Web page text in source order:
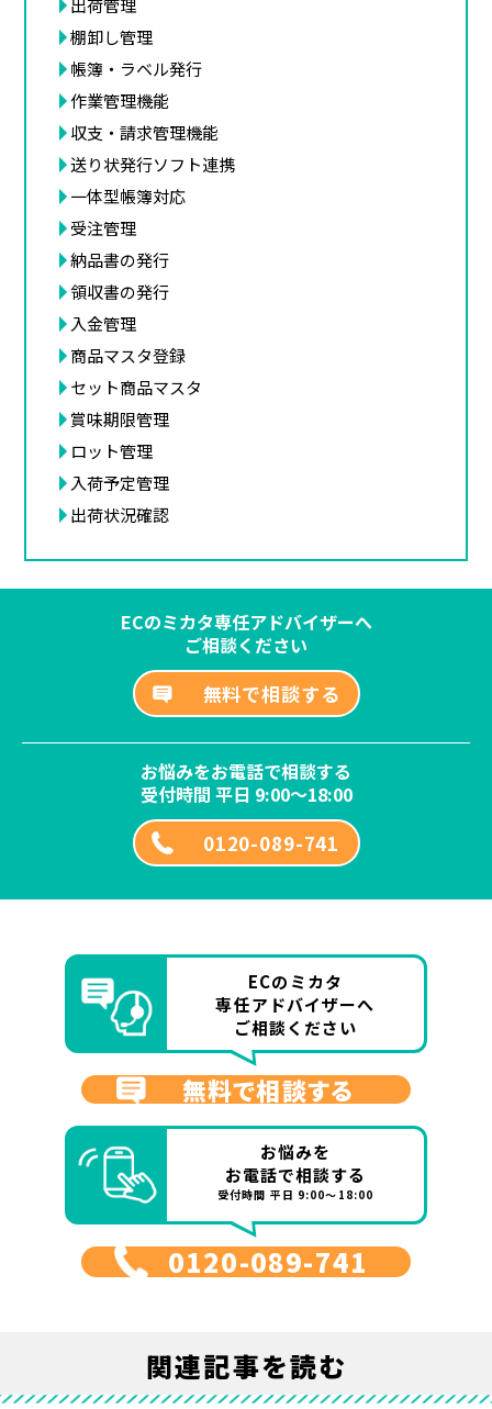
出荷管理
棚卸し管理
帳簿・ラベル発行
作業管理機能
収支・請求管理機能
送り状発行ソフト連携
一体型帳簿対応
受注管理
納品書の発行
領収書の発行
入金管理
商品マスタ登録
セット商品マスタ
賞味期限管理
ロット管理
入荷予定管理
出荷状況確認
ECのミカタ専任アドバイザーへ
ご相談ください
無料で相談する
お悩みをお電話で相談する
受付時間 平日 9:00～18:00
0120-089-741
ECのミカタ
専任アドバイザーへ
ご相談ください
無料で相談する
お悩みを
お電話で相談する
受付時間 平日 9:00～18:00
0120-089-741
関連記事を読む